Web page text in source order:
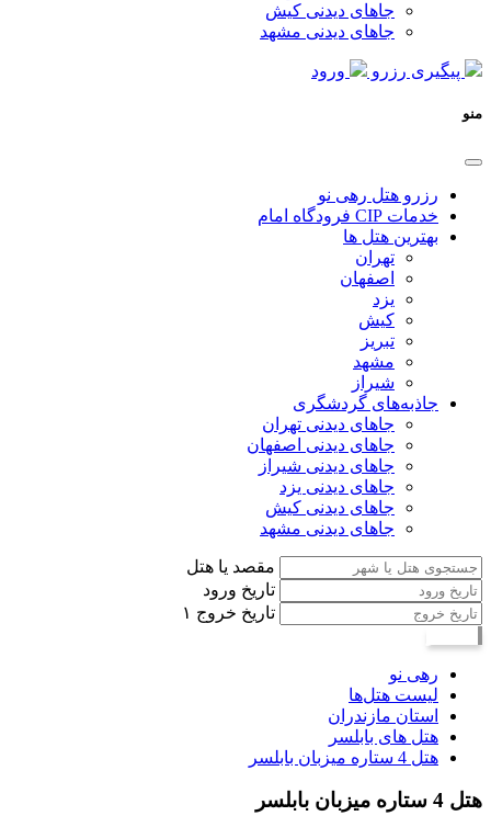
جاهای دیدنی کیش
جاهای دیدنی مشهد
پیگیری رزرو ورود
منو
رزرو هتل رهی نو
خدمات CIP فرودگاه امام
بهترین هتل ها
تهران
اصفهان
یزد
کیش
تبریز
مشهد
شیراز
جاذبه‌های گردشگری
جاهای دیدنی تهران
جاهای دیدنی اصفهان
جاهای دیدنی شیراز
جاهای دیدنی یزد
جاهای دیدنی کیش
جاهای دیدنی مشهد
مقصد یا هتل
تاریخ ورود
تاریخ خروج ۱
رهی نو
لیست هتل‌ها
استان مازندران
هتل های بابلسر
هتل 4 ستاره میزبان بابلسر
هتل 4 ستاره میزبان بابلسر